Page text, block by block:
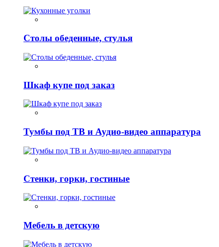
Столы обеденные, стулья
Шкаф купе под заказ
Тумбы под ТВ и Аудио-видео аппаратура
Стенки, горки, гостиные
Мебель в детскую